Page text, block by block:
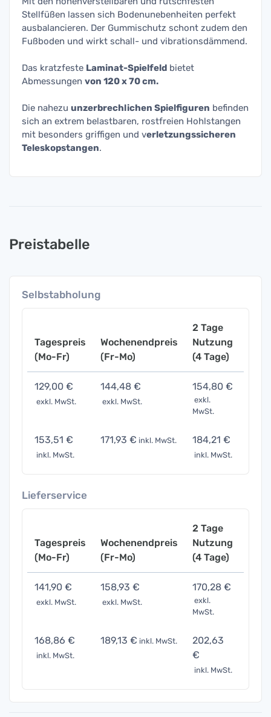
Stellfüßen lassen sich Bodenunebenheiten perfekt
ausbalancieren. Der Gummischutz schont zudem den
Fußboden und wirkt schall- und vibrationsdämmend.
Das kratzfeste Laminat-Spielfeld bietet
Abmessungen von 120 x 70 cm.
Die nahezu unzerbrechlichen Spielfiguren befinden
sich an extrem belastbaren, rostfreien Hohlstangen
mit besonders griffigen und verletzungssicheren
Teleskopstangen.
Preistabelle
Selbstabholung
Tagespreis
(Mo-Fr)
Wochenendpreis
(Fr-Mo)
2 Tage
Nutzung
(4 Tage)
129,00 €
exkl. MwSt.
144,48 €
exkl. MwSt.
154,80 €
exkl.
MwSt.
153,51 €
inkl. MwSt.
171,93 € inkl. MwSt. 184,21 €
inkl. MwSt.
Lieferservice
Tagespreis
(Mo-Fr)
Wochenendpreis
(Fr-Mo)
2 Tage
Nutzung
(4 Tage)
141,90 €
exkl. MwSt.
158,93 €
exkl. MwSt.
170,28 €
exkl.
MwSt.
168,86 €
inkl. MwSt.
189,13 € inkl. MwSt.
202,63
€
inkl. MwSt.